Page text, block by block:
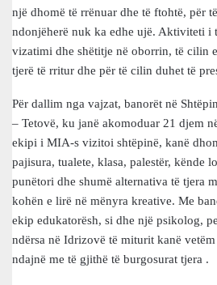
një dhomë të rrënuar dhe të ftohtë, për
ndonjëherë nuk ka edhe ujë. Aktiviteti i
vizatimi dhe shëtitje në oborrin, të cilin
tjerë të rritur dhe për të cilin duhet të
Për dallim nga vajzat, banorët në
– Tetovë, ku janë akomoduar 21 djem
ekipi i MIA-s vizitoi shtëpinë, kanë
pajisura, tualete, klasa, palestër, kënde
punëtori dhe shumë alternativa të tjera
kohën e lirë në mënyra kreative. Me
ekip edukatorësh, si dhe një psikolog,
ndërsa në Idrizovë të miturit kanë
ndajnë me të gjithë të burgosurat tjera .